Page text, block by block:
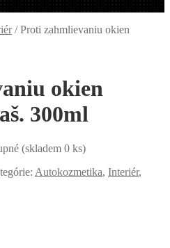
/Proti zahmlievaniu okien
okien
300ml
(skladem 0 ks)
Autokozmetika, Interiér,